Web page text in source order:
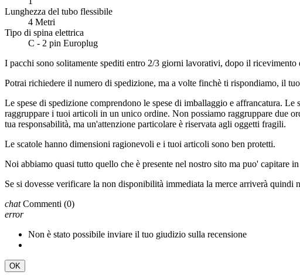
Lunghezza del tubo flessibile
‎4 Metri
Tipo di spina elettrica
‎C - 2 pin Europlug
I pacchi sono solitamente spediti entro 2/3 giorni lavorativi, dopo il
Potrai richiedere il numero di spedizione, ma a volte finchè ti rispondiamo, il
Le spese di spedizione comprendono le spese di imballaggio e affrancatura.
raggruppare i tuoi articoli in un unico ordine. Non possiamo raggruppare due
tua responsabilità, ma un'attenzione particolare è riservata agli oggetti fragili.
Le scatole hanno dimensioni ragionevoli e i tuoi articoli sono ben protetti.
Noi abbiamo quasi tutto quello che è presente nel nostro sito ma puo'
Se si dovesse verificare la non disponibilità immediata la merce arriverà
chat Commenti (0)
error
Non è stato possibile inviare il tuo giudizio sulla recensione
OK